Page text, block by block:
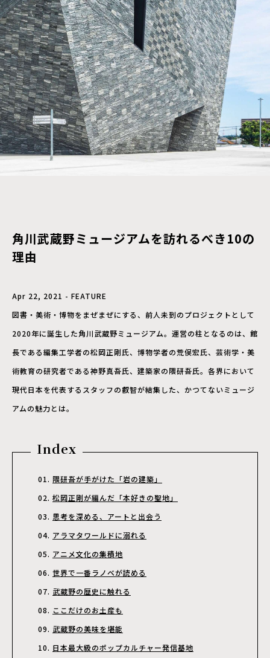
角川武蔵野ミュージアムを訪れるべき10の
理由
Apr 22, 2021 - FEATURE
図書・美術・博物をまぜまぜにする、前人未到のプロジェクトとして
2020年に誕生した角川武蔵野ミュージアム。運営の柱となるのは、館
長である編集工学者の松岡正剛氏、博物学者の荒俣宏氏、芸術学・美
術教育の研究者である神野真吾氏、建築家の隈研吾氏。各界において
現代日本を代表するスタッフの叡智が結集した、かつてないミュージ
アムの魅力とは。
Index
隈研吾が手がけた「岩の建築」
松岡正剛が編んだ「本好きの聖地」
思考を深める、アートと出会う
アラマタワールドに溺れる
アニメ文化の集積地
世界で一番ラノベが読める
武蔵野の歴史に触れる
ここだけのお土産も
武蔵野の美味を堪能
日本最大級のポップカルチャー発信基地